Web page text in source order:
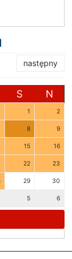
następny
S N
1 2
8 9
15 16
22 23
29 30
5 6